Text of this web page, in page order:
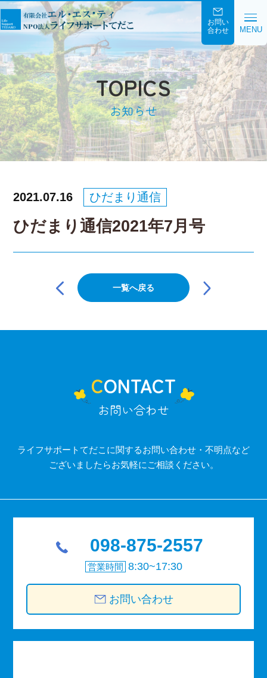
お問い
合わせ
MENU
TOPICS
お知らせ
ひだまり通信2021年7月号
2021.07.16 ひだまり通信
シ
一覧へ戻る
CONTACT
お問い合わせ
ライフサポートてだこに関するお問い合わせ・不明点など
ございましたらお気軽にご相談ください。
098-875-2557
営業時間 8:30~17:30
お問い合わせ